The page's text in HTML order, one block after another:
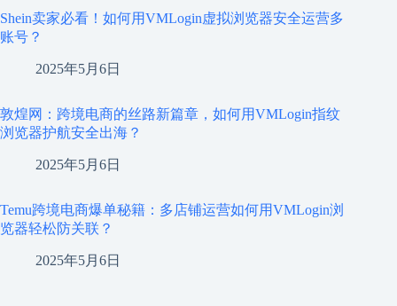
Shein卖家必看！如何用VMLogin虚拟浏览器安全运营多
账号？
2025年5月6日
敦煌网：跨境电商的丝路新篇章，如何用VMLogin指纹
浏览器护航安全出海？
2025年5月6日
Temu跨境电商爆单秘籍：多店铺运营如何用VMLogin浏
览器轻松防关联？
2025年5月6日